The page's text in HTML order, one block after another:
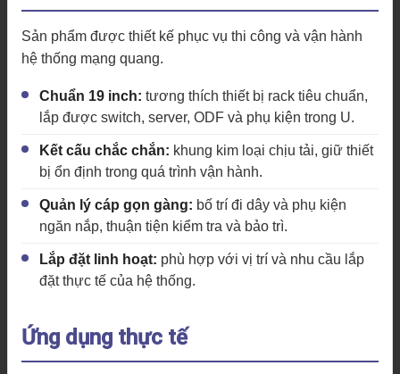
Sản phẩm được thiết kế phục vụ thi công và vận hành
hệ thống mạng quang.
Chuẩn 19 inch: tương thích thiết bị rack tiêu chuẩn,
lắp được switch, server, ODF và phụ kiện trong U.
Kết cấu chắc chắn: khung kim loại chịu tải, giữ thiết
bị ổn định trong quá trình vận hành.
Quản lý cáp gọn gàng: bố trí đi dây và phụ kiện
ngăn nắp, thuận tiện kiểm tra và bảo trì.
Lắp đặt linh hoạt: phù hợp với vị trí và nhu cầu lắp
đặt thực tế của hệ thống.
Ứng dụng thực tế